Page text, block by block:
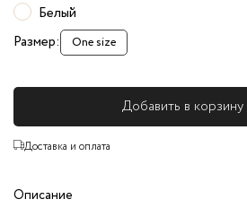
Белый
Размер:
One size
Добавить в корзину
Доставка и оплата
Описание